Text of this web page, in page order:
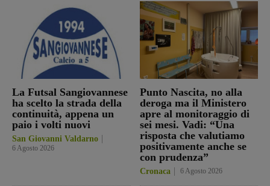
La Futsal Sangiovannese
ha scelto la strada della
continuità, appena un
paio i volti nuovi
San Giovanni Valdarno
6 Agosto 2026
Punto Nascita, no alla
deroga ma il Ministero
apre al monitoraggio di
sei mesi. Vadi: “Una
risposta che valutiamo
positivamente anche se
con prudenza”
Cronaca 6 Agosto 2026